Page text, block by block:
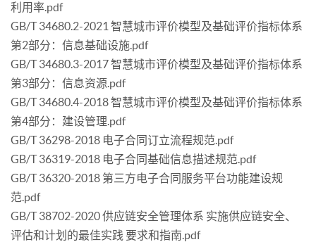
利用率.pdf
GB/T 34680.2-2021 智慧城市评价模型及基础评价指标体系
第2部分：信息基础设施.pdf
GB/T 34680.3-2017 智慧城市评价模型及基础评价指标体系
第3部分：信息资源.pdf
GB/T 34680.4-2018 智慧城市评价模型及基础评价指标体系
第4部分：建设管理.pdf
GB/T 36298-2018 电子合同订立流程规范.pdf
GB/T 36319-2018 电子合同基础信息描述规范.pdf
GB/T 36320-2018 第三方电子合同服务平台功能建设规
范.pdf
GB/T 38702-2020 供应链安全管理体系 实施供应链安全、
评估和计划的最佳实践 要求和指南.pdf